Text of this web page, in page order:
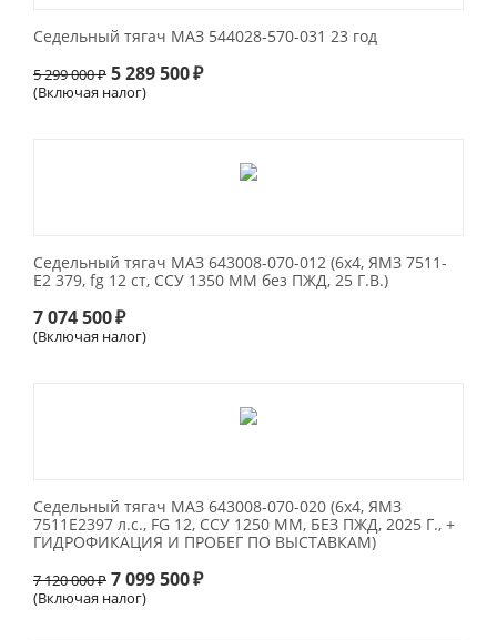
Седельный тягач МАЗ 544028-570-031 23 год
5 299 000₽ 5 289 500₽
(Включая налог)
Седельный тягач МАЗ 643008-070-012 (6х4, ЯМЗ 7511-
Е2 379, fg 12 ст, ССУ 1350 ММ без ПЖД, 25 Г.В.)
7 074 500₽
(Включая налог)
Седельный тягач МАЗ 643008-070-020 (6х4, ЯМЗ
7511Е2397 л.с., FG 12, ССУ 1250 ММ, БЕЗ ПЖД, 2025 Г., +
ГИДРОФИКАЦИЯ И ПРОБЕГ ПО ВЫСТАВКАМ)
7 120 000₽ 7 099 500₽
(Включая налог)